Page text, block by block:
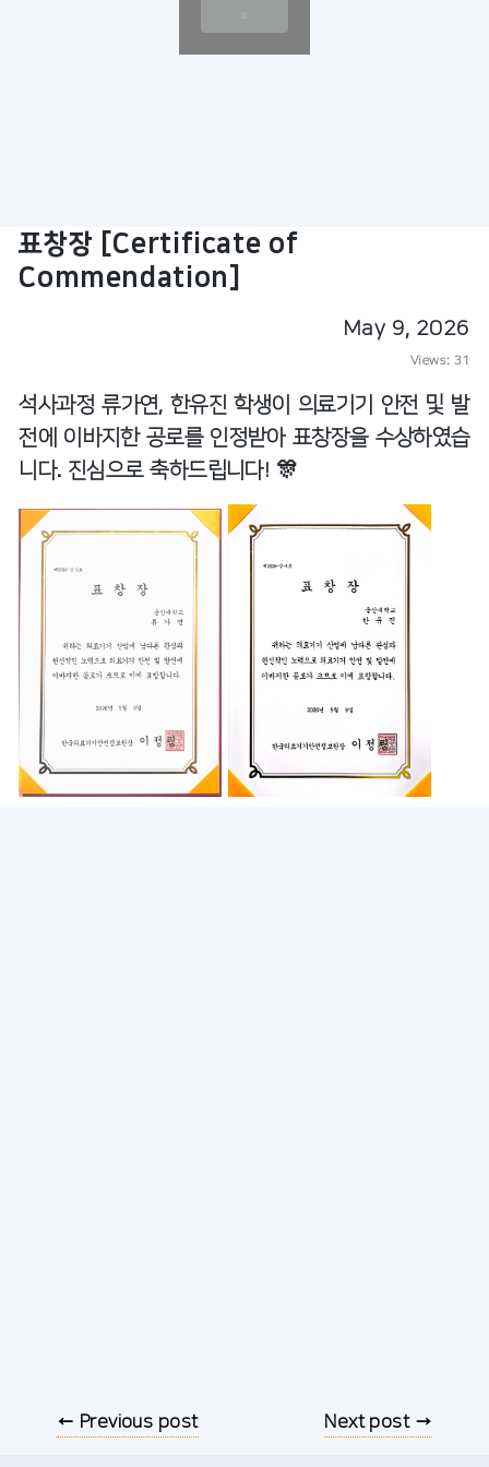
표창장 [Certificate of
Commendation]
May 9, 2026
Views: 31
석사과정 류가연, 한유진 학생이 의료기기 안전 및 발
전에 이바지한 공로를 인정받아 표창장을 수상하였습
니다. 진심으로 축하드립니다! 🎊
← Previous post Next post →